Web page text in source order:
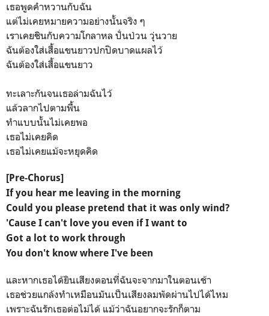
เธอพูดคำหวานกับฉัน
แต่ไม่เคยหมายความอย่างนั้นจริง ๆ
เราเคยชินกับความโกลาหล ปั่นป่วน วุ่นวาย
ฉันต้องใส่เสื้อแขนยาวปกปิดบาดแผลไว้
ฉันต้องใส่เสื้อแขนยาว
ทะเลาะกันจนเธอล่ามฉันไว้
แล้วลากไปตามพื้น
ทำแบบนั้นไม่เคยพอ
เธอไม่เคยคิด
เธอไม่เคยแม้จะหยุดคิด
[Pre-Chorus]
If you hear me leaving in the morning
Could you please pretend that it was only wind?
'Cause I can't love you even if I want to
Got a lot to work through
You don't know where I've been
และหากเธอได้ยินเสียงตอนที่ฉันจะจากมาในตอนเช้า
เธอช่วยแกล้งทำเหมือนมันเป็นเสียงลมพัดผ่านไปได้ไหม
เพราะฉันรักเธอต่อไม่ได้ แม้ว่าฉันอยากจะรักก็ตาม